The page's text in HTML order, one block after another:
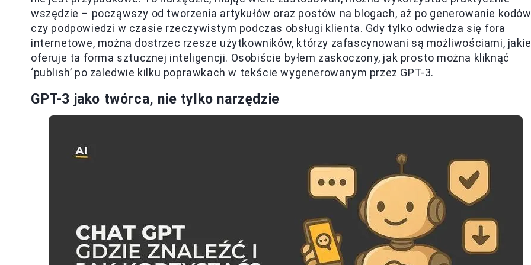
wszędzie – począwszy od tworzenia artykułów oraz postów na blogach, aż po generowanie kodów
czy podpowiedzi w czasie rzeczywistym podczas obsługi klienta. Gdy tylko odwiedza się fora
internetowe, można dostrzec rzesze użytkowników, którzy zafascynowani są możliwościami, jakie
oferuje ta forma sztucznej inteligencji. Osobiście byłem zaskoczony, jak prosto można kliknąć
‘publish’ po zaledwie kilku poprawkach w tekście wygenerowanym przez GPT-3.
GPT-3 jako twórca, nie tylko narzędzie